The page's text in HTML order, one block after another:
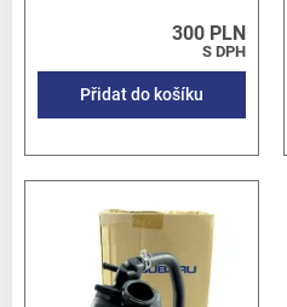
300 PLN
S DPH
Přidat do košíku